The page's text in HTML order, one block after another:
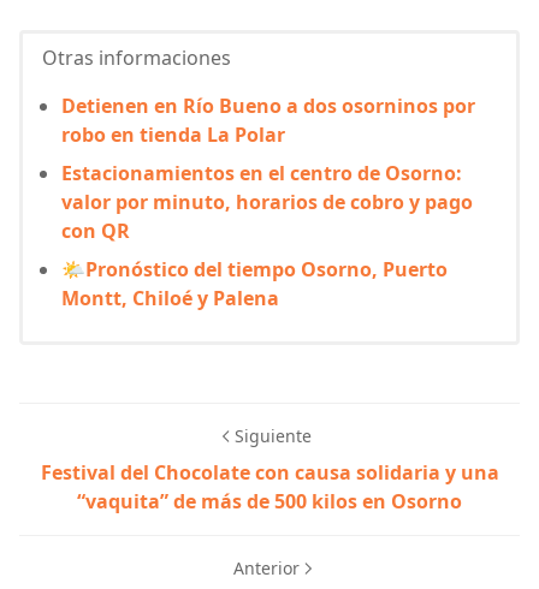
Otras informaciones
Detienen en Río Bueno a dos osorninos por
robo en tienda La Polar
Estacionamientos en el centro de Osorno:
valor por minuto, horarios de cobro y pago
con QR
🌤Pronóstico del tiempo Osorno, Puerto
Montt, Chiloé y Palena
Siguiente
Festival del Chocolate con causa solidaria y una
“vaquita” de más de 500 kilos en Osorno
Anterior